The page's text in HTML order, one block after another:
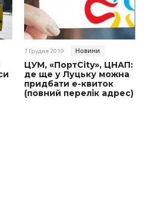
7 Грудня 2019 Новини
ЦУМ, «ПортCity», ЦНАП:
де ще у Луцьку можна
придбати е-квиток
(повний перелік адрес)